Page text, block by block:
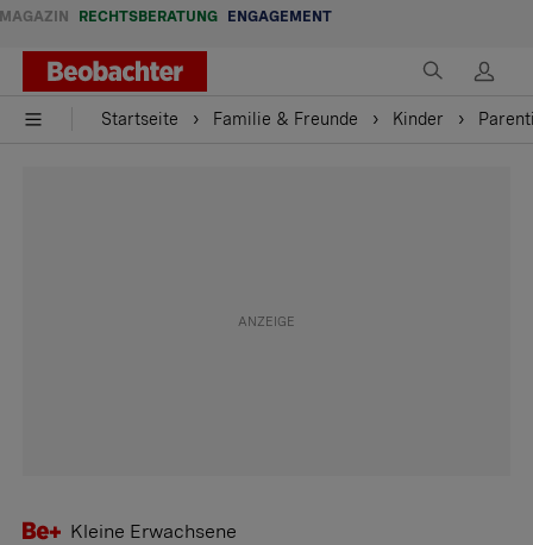
MAGAZIN RECHTSBERATUNG ENGAGEMENT
Startseite Familie & Freunde Kinder
Kleine Erwachsene